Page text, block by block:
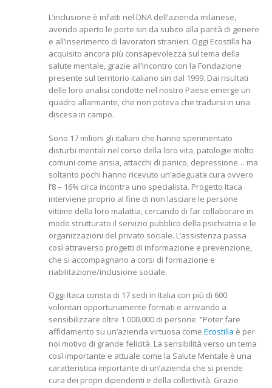
L’inclusione è infatti nel DNA dell’azienda milanese,
avendo aperto le porte sin da subito alla parità di genere
e all’inserimento di lavoratori stranieri. Oggi Ecostilla ha
acquisito ancora più consapevolezza sul tema della
salute mentale, grazie all’incontro con la Fondazione
presente sul territorio italiano sin dal 1999. Dai risultati
delle loro analisi condotte nel nostro Paese emerge un
quadro allarmante, che non poteva che tradursi in una
discesa in campo.
Sono 17 milioni gli italiani che hanno sperimentato
disturbi mentali nel corso della loro vita, patologie molto
comuni come ansia, attacchi di panico, depressione… ma
soltanto pochi hanno ricevuto un’adeguata cura ovvero
l’8 – 16% circa incontra uno specialista. Progetto Itaca
interviene proprio al fine di non lasciare le persone
vittime della loro malattia, cercando di far collaborare in
modo strutturato il servizio pubblico della psichiatria e le
organizzazioni del privato sociale. L’assistenza passa
così attraverso progetti di informazione e prevenzione,
che si accompagnano a corsi di formazione e
riabilitazione/inclusione sociale.
Oggi Itaca consta di 17 sedi in Italia con più di 600
volontari opportunamente formati e arrivando a
sensibilizzare oltre 1.000.000 di persone. “Poter fare
affidamento su un’azienda virtuosa come Ecostilla è per
noi motivo di grande felicità. La sensibilità verso un tema
così importante e attuale come la Salute Mentale è una
caratteristica importante di un’azienda che si prende
cura dei propri dipendenti e della collettività. Grazie